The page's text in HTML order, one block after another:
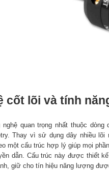
cốt lõi và tính
nghệ quan trọng nhất thuộc
Thay vì sử dụng dây nhiều
một cấu trúc hợp lý giúp mọi
dẫn. Cấu trúc này được thiết
giữ cho tín hiệu năng lượng